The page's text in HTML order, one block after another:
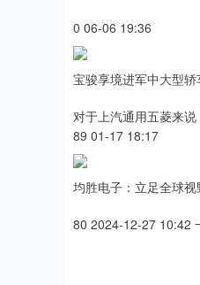
0 06-06 19:36
宝骏享境进军中大型
对于上汽通用五菱来说
89 01-17 18:17
均胜电子：立足全球
80 2024-12-27 10:42